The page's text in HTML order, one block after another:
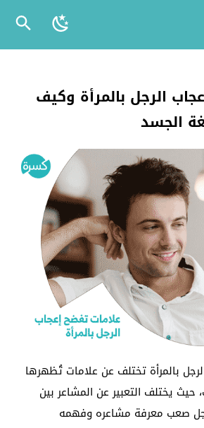
الرجل بالمرأة وكيف
الجسد
بالمرأة تختلف عن علامات تُظهرها
يختلف التعبير عن المشاعر بين
صعب معرفة مشاعره وفهمه